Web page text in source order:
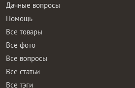
Дачные вопросы
Помощь
Все товары
Все фото
Все вопросы
Все статьи
Все тэги